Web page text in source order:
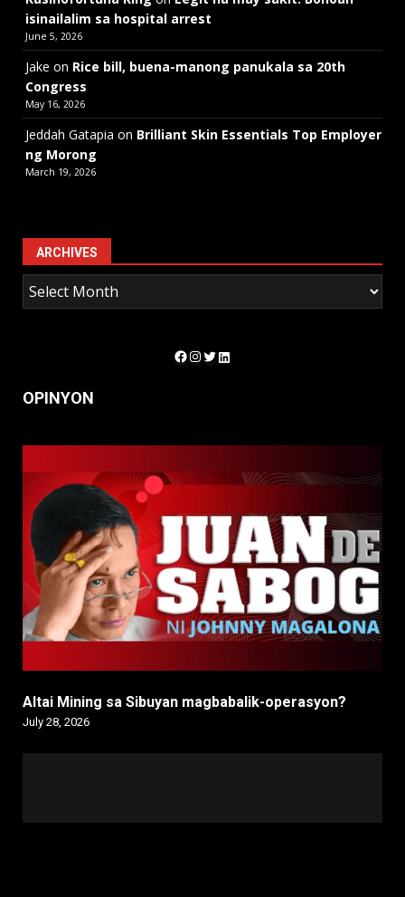
isinailalim sa hospital arrest
June 5, 2026
Jake on Rice bill, buena-manong panukala sa 20th
Congress
May 16, 2026
Jeddah Gatapia on Brilliant Skin Essentials Top Employer
ng Morong
March 19, 2026
ARCHIVES
Facebook
Instagram
Twitter
LinkedIn
OPINYON
Altai Mining sa Sibuyan magbabalik-operasyon?
July 28, 2026